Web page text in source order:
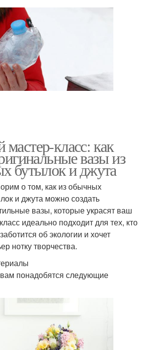
класс: как
вазы из
бутылок и джута
о том, как из обычных
и джута можно создать
вазы, которые украсят ваш
идеально подходит для тех, кто
об экологии и хочет
нотку творчества.
понадобятся следующие